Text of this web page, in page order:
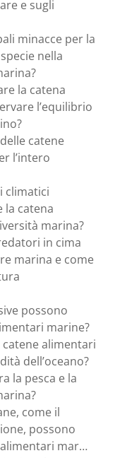
e sugli
minacce per la
nella
la catena
l’equilibrio
catene
l’intero
climatici
la catena
marina?
in cima
marina e come
possono
marine?
alimentari
dell’oceano?
la pesca e la
come il
possono
mar…